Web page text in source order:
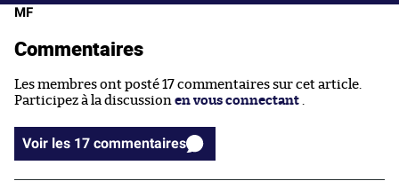
MF
Commentaires
Les membres ont posté 17 commentaires sur cet article.
Participez à la discussion en vous connectant .
Voir les 17 commentaires